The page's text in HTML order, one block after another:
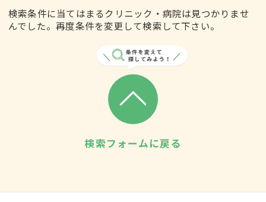
検索条件に当てはまるクリニック・病院は見つかりませ
んでした。再度条件を変更して検索して下さい。
検索フォームに戻る